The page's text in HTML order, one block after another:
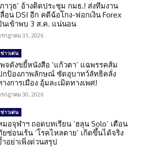
ภาวุธ’ อ้างติดประชุม กมธ.! ส่งทีมงาน
ลื่อน DSI อีก คดีฉ้อโกง-ฟอกเงิน Forex
นเข้าพบ 3 ส.ค. แน่นอน
รกฎาคม 31, 2026
ข่าวเด่น
พจดังขยี้หนังสือ ‘แก้วตา’ แฉพรรคส้ม
กป้องภาพลักษณ์ ซัดอุบาทว์ลัทธิคลั่ง
างการเมือง อุ้มละเมิดทางเพศ!
รกฎาคม 30, 2026
ข่าวเด่น
มอจุฬาฯ ถอดบทเรียน ‘ฮลุน Solo’ เตือน
ยซ่อนเร้น ‘โรคไหลตาย’ เกิดขึ้นได้จริง
ำอย่าเพิ่งด่วนสรุป